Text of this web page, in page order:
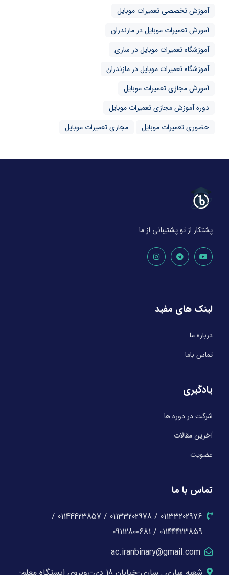
آموزش تخصصی تعمیرات موبایل
آموزش تعمیرات موبایل در مازندران
آموزشگاه تعمیرات موبایل در ساری
آموزشگاه تعمیرات موبایل در مازندران
آموزش مجازی تعمیرات موبایل
دوره آموزش مجازی تعمیرات موبایل
حضوری تعمیرات موبایل
مجازی تعمیرات موبایل
پشتکار از تو پشتیبانی از ما
لینک های مفید
درباره ما
تماس باما
یادگیری
شرکت در دوره ها
آخرین مقالات
عضویت
تماس با ما
01133202976 / 01133202978 / 01144423857 /
01144423859 / 09112800681
ac.iranbinary@gmail.com